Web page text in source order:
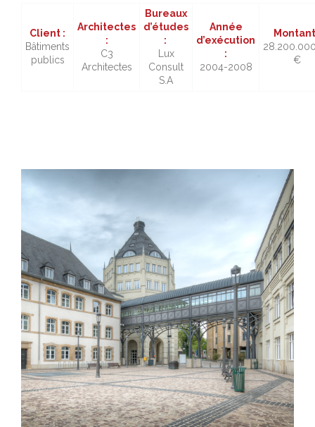
Client :
Bâtiments
publics
Architectes
:
C3
Architectes
Bureaux
d’études
:
Lux
Consult
S.A
Année
d’exécution
:
2004-2008
€